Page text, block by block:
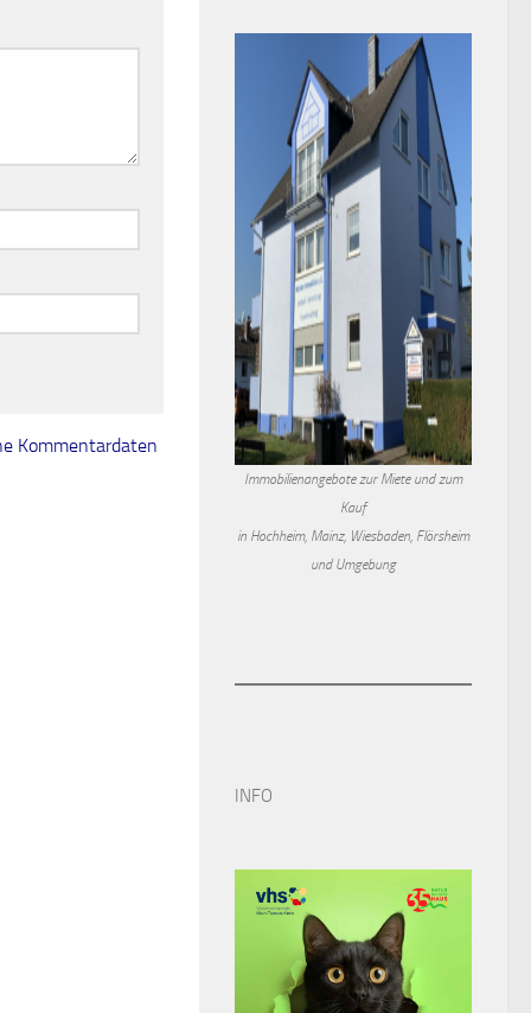
Kommentardaten
Immobilienangebote zur Miete und zum
Kauf
in Hochheim, Mainz, Wiesbaden, Flörsheim
und Umgebung
INFO